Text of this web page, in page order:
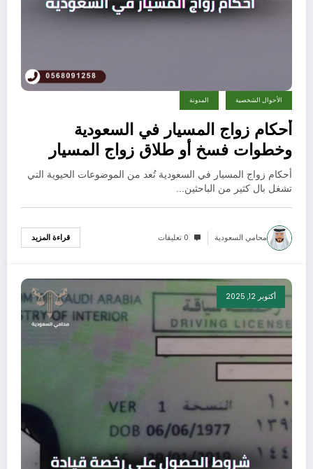
الأحوال الشخصية المدونة
أحكام زواج المسيار في السعودية
وخطوات فسخ أو طلاق زواج المسيار
أحكام زواج المسيار في السعودية تُعد من الموضوعات الحيوية التي
تشغل بال كثير من الباحثين…
محامي السعودية 0 تعليقات قراءة المزيد
أكتوبر 12, 2025